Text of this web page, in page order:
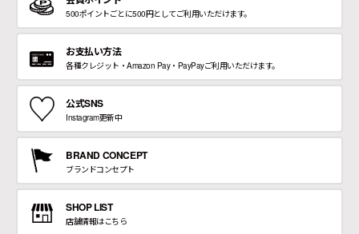
500ポイントごとに500円としてご利用いただけます。
お支払い方法
各種クレジット・Amazon Pay・PayPayご利用いただけます。
公式SNS
Instagram更新中
BRAND CONCEPT
ブランドコンセプト
SHOP LIST
店舗情報はこちら